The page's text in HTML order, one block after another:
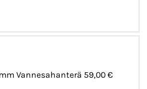
Vannesahanterä 59,00 €